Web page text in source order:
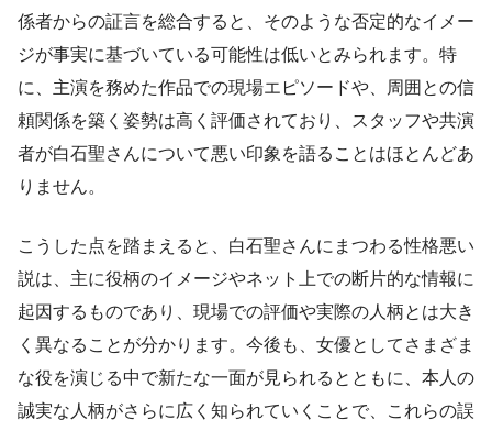
係者からの証言を総合すると、そのような否定的なイメー
ジが事実に基づいている可能性は低いとみられます。特
に、主演を務めた作品での現場エピソードや、周囲との信
頼関係を築く姿勢は高く評価されており、スタッフや共演
者が白石聖さんについて悪い印象を語ることはほとんどあ
りません。
こうした点を踏まえると、白石聖さんにまつわる性格悪い
説は、主に役柄のイメージやネット上での断片的な情報に
起因するものであり、現場での評価や実際の人柄とは大き
く異なることが分かります。今後も、女優としてさまざま
な役を演じる中で新たな一面が見られるとともに、本人の
誠実な人柄がさらに広く知られていくことで、これらの誤